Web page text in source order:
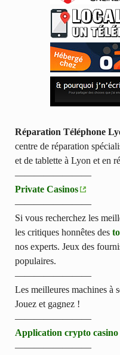
Réparation Téléphone
centre de réparation
et de tablette à Lyon et en
————————
Private Casinos
————————
Si vous recherchez les
les critiques honnêtes des
nos experts. Jeux des
populaires.
————————
Les meilleures machines à
Jouez et gagnez !
————————
Application crypto casino
————————